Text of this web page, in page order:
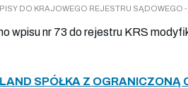
DO KRAJOWEGO REJESTRU
wpisu nr 73 do rejestru KRS
SPÓŁKA Z